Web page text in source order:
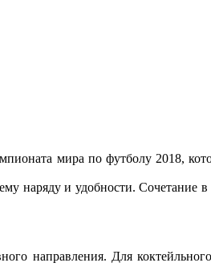
мира по футболу 2018,
наряду и удобности. Сочетание
направления. Для